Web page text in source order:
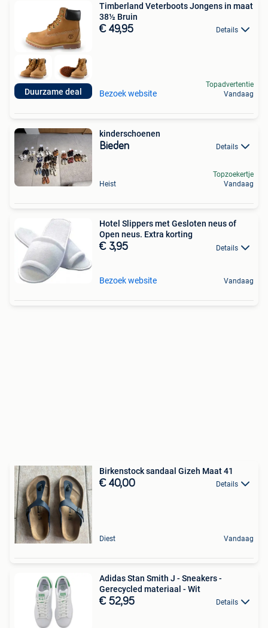
Duurzame deal
Timberland Veterboots Jongens in maat
38½ Bruin
€ 49,95 Details
Bezoek website
Topadvertentie
Vandaag
kinderschoenen
Bieden Details
Heist
Topzoekertje
Vandaag
Hotel Slippers met Gesloten neus of
Open neus. Extra korting
€ 3,95 Details
Bezoek website Vandaag
Birkenstock sandaal Gizeh Maat 41
€ 40,00 Details
Diest Vandaag
Adidas Stan Smith J - Sneakers -
Gerecycled materiaal - Wit
€ 52,95 Details